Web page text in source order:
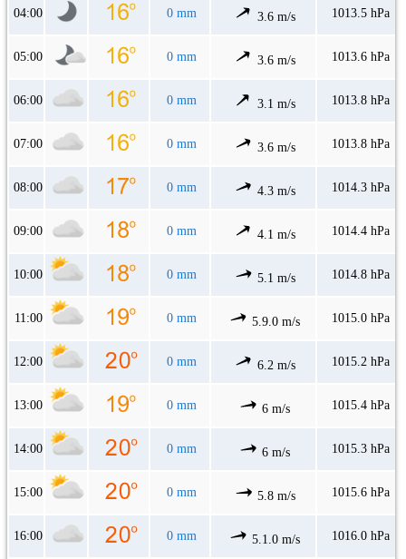
04:00 0 mm 3.6 m/s 1013.5 hPa
05:00 0 mm 3.6 m/s 1013.6 hPa
06:00 0 mm 3.1 m/s 1013.8 hPa
07:00 0 mm 3.6 m/s 1013.8 hPa
08:00 0 mm 4.3 m/s 1014.3 hPa
09:00 0 mm 4.1 m/s 1014.4 hPa
10:00 0 mm 5.1 m/s 1014.8 hPa
11:00 0 mm 5.9.0 m/s 1015.0 hPa
12:00 0 mm 6.2 m/s 1015.2 hPa
13:00 0 mm 6 m/s 1015.4 hPa
14:00 0 mm 6 m/s 1015.3 hPa
15:00 0 mm 5.8 m/s 1015.6 hPa
16:00 0 mm 5.1.0 m/s 1016.0 hPa